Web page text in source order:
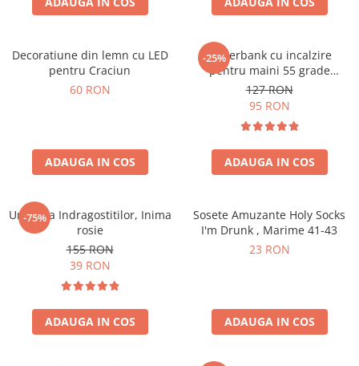
Decoratiune din lemn cu LED
pentru Craciun
60 RON
ADAUGA IN COS
-25%
Powerbank cu incalzire
pentru maini 55 grade
Bucuria frigurosilor
10000mAh
127 RON
95 RON
ADAUGA IN COS
-75%
Umbrela Indragostitilor, Inima
rosie
155 RON
39 RON
ADAUGA IN COS
Sosete Amuzante Holy Socks
I'm Drunk , Marime 41-43
23 RON
ADAUGA IN COS